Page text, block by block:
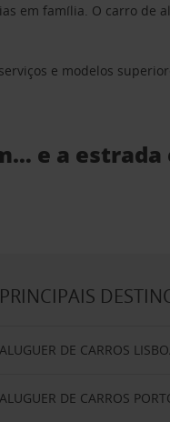
em família. O carro de
e modelos
e a estrada
PRINCIPAIS
ALUGUER DE CARROS
ALUGUER DE CARROS